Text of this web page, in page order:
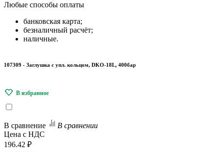
Любые способы оплаты
банковская карта;
безналичный расчёт;
наличные.
107309 - Заглушка с упл. кольцом, DKO-18L, 400бар
В сравнение
В сравнении
Цена с НДС
196.42 ₽